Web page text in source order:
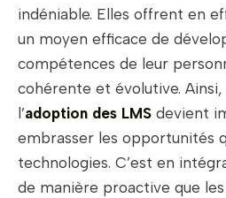
indéniable. Elles offrent en
un moyen efficace de
compétences de leur
cohérente et évolutive.
l’adoption des LMS devient
embrasser les opportunités
technologies. C’est en
de manière proactive que